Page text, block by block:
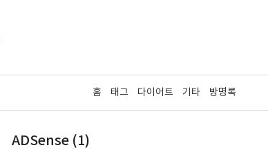
홈 태그 다이어트 기타 방명록
ADSense (1)